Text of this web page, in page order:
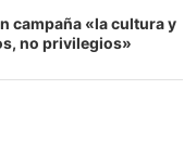
campaña «la cultura y
no privilegios»